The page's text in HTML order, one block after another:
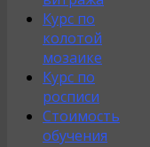
Курс по
колотой
мозаике
Курс по
росписи
Стоимость
обучения